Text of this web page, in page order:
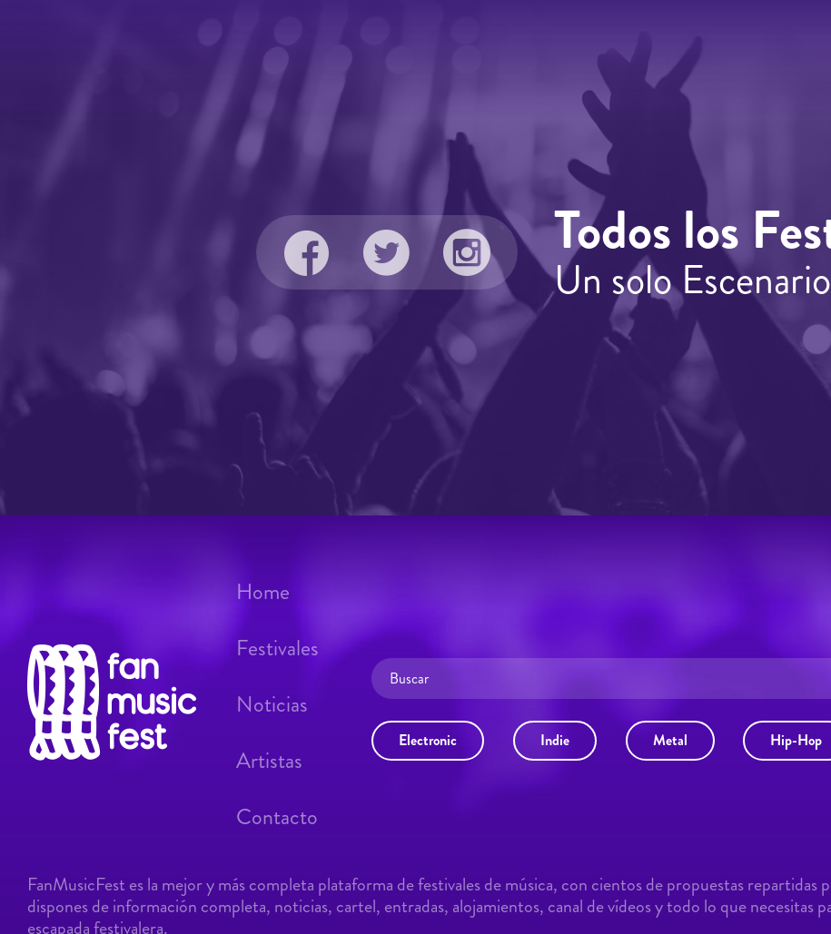
Todos los
Un solo
Electronic Indie Metal Hip-Hop
Home
Festivales
Noticias
Artistas
Contacto
FanMusicFest es la mejor y más completa plataforma de festivales de música, con cientos de propuestas repartidas
dispones de información completa, noticias, cartel, entradas, alojamientos, canal de vídeos y todo lo que necesitas
escapada festivalera.